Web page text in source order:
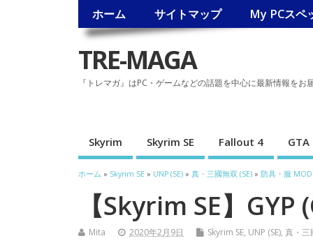
ホーム サイトマップ My PCスペ
TRE-MAGA
『トレマガ』はPC・ゲームなどの話題を中心に最新情報をお
Skyrim Skyrim SE Fallout 4 GTA
ホーム » Skyrim SE » UNP (SE) » 真・三國無双 (SE) » 防具・服 MOD
【Skyrim SE】
Mita 2020年2月9日 Skyrim SE, UNP (SE), 真・三